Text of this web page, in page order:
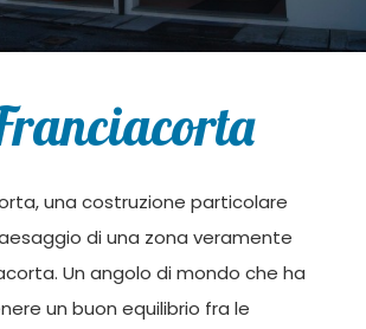
una costruzione particolare
di una zona veramente
Un angolo di mondo che ha
un buon equilibrio fra le